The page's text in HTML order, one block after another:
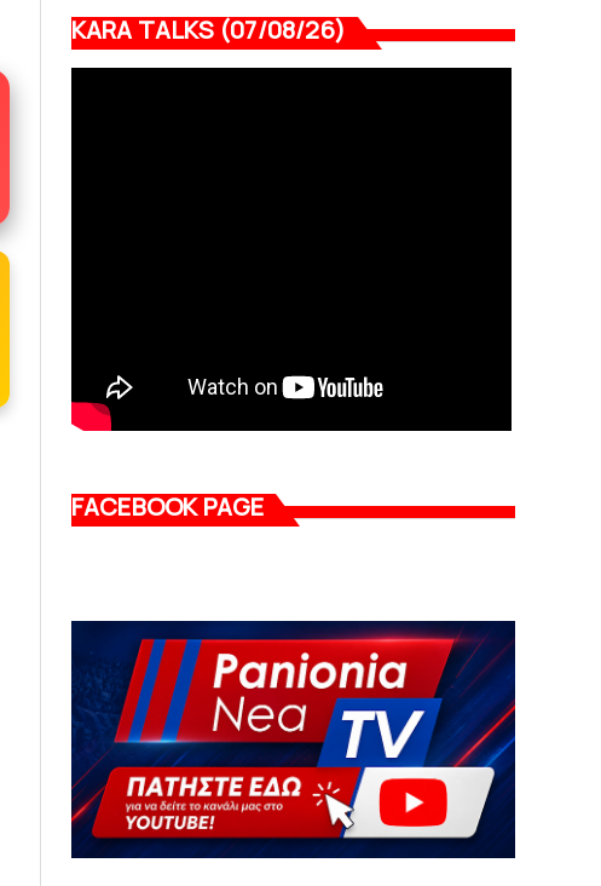
KARA TALKS (07/08/26)
FACEBOOK PAGE